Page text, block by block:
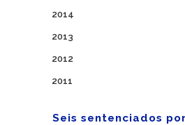
2014
2013
2012
2011
Seis sentenciados